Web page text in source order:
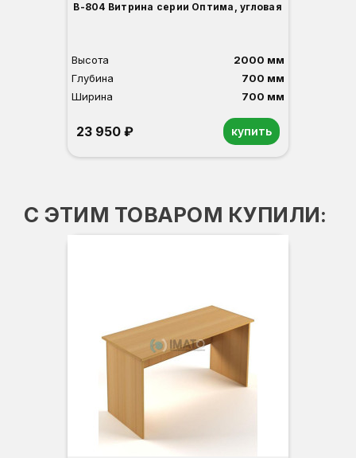
В-804 Витрина серии Оптима, угловая
Высота
2000 мм
Глубина
700 мм
Ширина
700 мм
23 950 ₽ купить
С ЭТИМ ТОВАРОМ КУПИЛИ: